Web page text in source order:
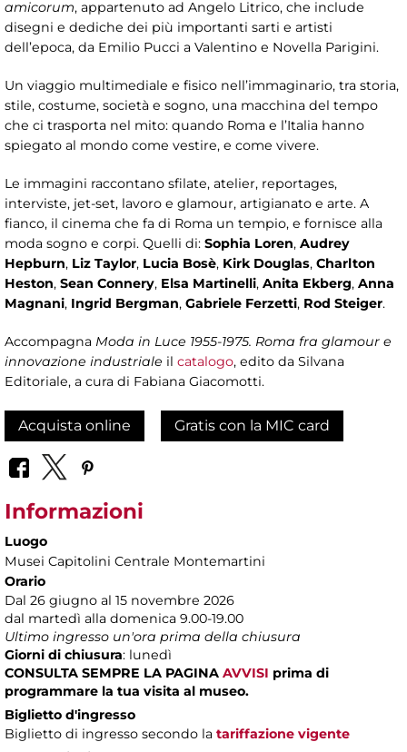
amicorum, appartenuto ad Angelo Litrico, che include
disegni e dediche dei più importanti sarti e artisti
dell’epoca, da Emilio Pucci a Valentino e Novella Parigini.
Un viaggio multimediale e fisico nell’immaginario, tra storia,
stile, costume, società e sogno, una macchina del tempo
che ci trasporta nel mito: quando Roma e l’Italia hanno
spiegato al mondo come vestire, e come vivere.
Le immagini raccontano sfilate, atelier, reportages,
interviste, jet-set, lavoro e glamour, artigianato e arte. A
fianco, il cinema che fa di Roma un tempio, e fornisce alla
moda sogno e corpi. Quelli di: Sophia Loren, Audrey
Hepburn, Liz Taylor, Lucia Bosè, Kirk Douglas, Charlton
Heston, Sean Connery, Elsa Martinelli, Anita Ekberg, Anna
Magnani, Ingrid Bergman, Gabriele Ferzetti, Rod Steiger.
Accompagna Moda in Luce 1955-1975. Roma fra glamour e
innovazione industriale il catalogo, edito da Silvana
Editoriale, a cura di Fabiana Giacomotti.
Acquista online Gratis con la MIC card
Informazioni
Luogo
Musei Capitolini Centrale Montemartini
Orario
Dal 26 giugno al 15 novembre 2026
dal martedì alla domenica 9.00-19.00
Ultimo ingresso un'ora prima della chiusura
Giorni di chiusura: lunedì
CONSULTA SEMPRE LA PAGINA AVVISI prima di
programmare la tua visita al museo.
Biglietto d'ingresso
Biglietto di ingresso secondo la tariffazione vigente